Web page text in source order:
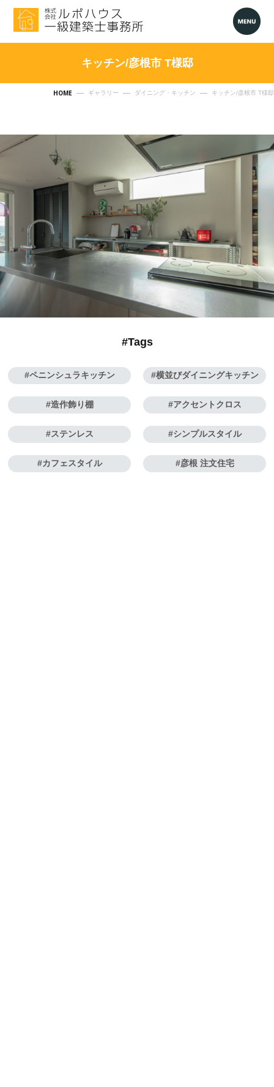
HOME ギャラリー ダイニング・キッチン キッチン/彦根市 T様邸
キッチン/彦根市 T様邸
#Tags
ペニンシュラキッチン 横並びダイニングキッチン
造作飾り棚 アクセントクロス
ステンレス シンプルスタイル
カフェスタイル 彦根 注文住宅